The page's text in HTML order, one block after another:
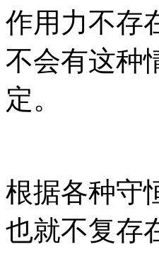
作用力不存
不会有这种
定。
根据各种守
也就不复存